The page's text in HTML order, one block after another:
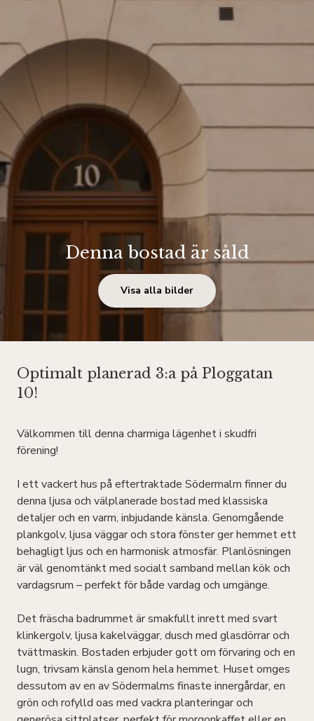
Denna bostad är såld
Visa alla bilder
Optimalt planerad 3:a på Ploggatan
10!
Välkommen till denna charmiga lägenhet i skudfri
förening!
I ett vackert hus på eftertraktade Södermalm finner du
denna ljusa och välplanerade bostad med klassiska
detaljer och en varm, inbjudande känsla. Genomgående
plankgolv, ljusa väggar och stora fönster ger hemmet ett
behagligt ljus och en harmonisk atmosfär. Planlösningen
är väl genomtänkt med socialt samband mellan kök och
vardagsrum – perfekt för både vardag och umgänge.
Det fräscha badrummet är smakfullt inrett med svart
klinkergolv, ljusa kakelväggar, dusch med glasdörrar och
tvättmaskin. Bostaden erbjuder gott om förvaring och en
lugn, trivsam känsla genom hela hemmet. Huset omges
dessutom av en av Södermalms finaste innergårdar, en
grön och rofylld oas med vackra planteringar och